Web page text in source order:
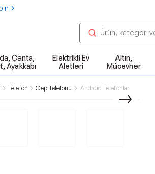
Çanta,
Ayakkabı
Elektrikli Ev
Aletleri
Altın,
Mücevher
Telefon Cep Telefonu Android Telefonlar